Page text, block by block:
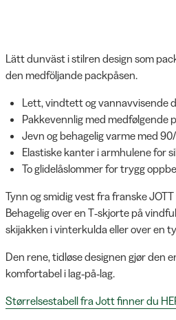
Lätt dunväst i stilren design som
den medföljande packpåsen.
Lett, vindtett og vannavvisende
Pakkevennlig med medfølgende
Jevn og behagelig varme med
Elastiske kanter i armhulene for
To glidelåslommer for trygg
Tynn og smidig vest fra franske
Behagelig over en T‑skjorte på
skijakken i vinterkulda eller over en
Den rene, tidløse designen gjør den
komfortabel i lag‑på‑lag.
Størrelsestabell fra Jott finner du